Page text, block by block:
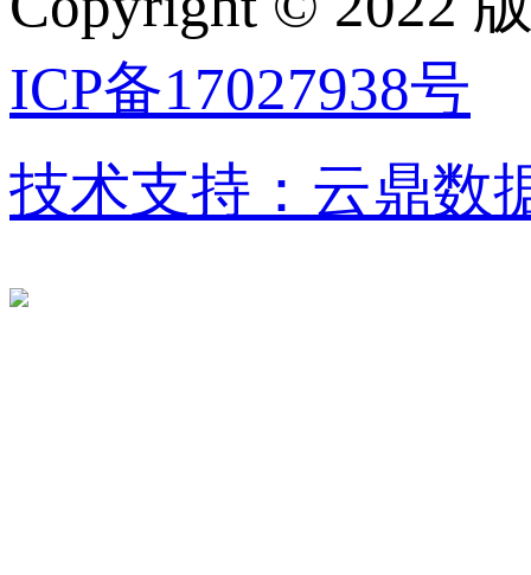
ICP备17027938号
技术支持：云鼎数